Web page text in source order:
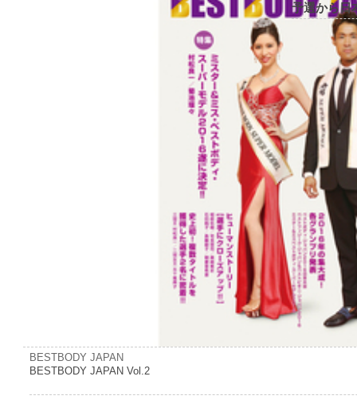
予選から日
BESTBODY JAPAN
BESTBODY JAPAN Vol.2